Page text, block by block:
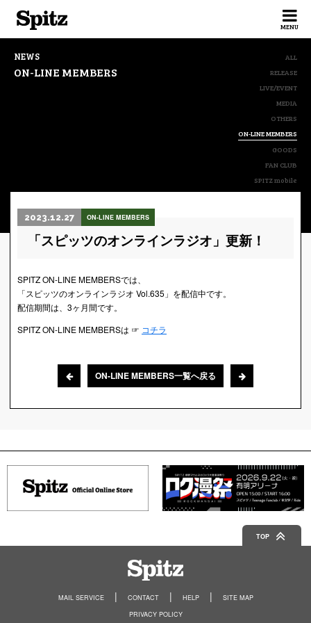
MENU
NEWS
ON-LINE MEMBERS
ALL
RELEASE
LIVE/EVENT
MEDIA
OTHERS
ON-LINE MEMBERS
GOODS
FAN CLUB
SPITZ mobile
2023.12.27 ON-LINE MEMBERS
「スピッツのオンラインラジオ」更新！
SPITZ ON-LINE MEMBERSでは、
「スピッツのオンラインラジオ Vol.635」を配信中です。
配信期間は、3ヶ月間です。
SPITZ ON-LINE MEMBERSは ☞ コチラ
ON-LINE MEMBERS一覧へ戻る
TOP
MAIL SERVICE CONTACT HELP
SITE MAP
PRIVACY POLICY